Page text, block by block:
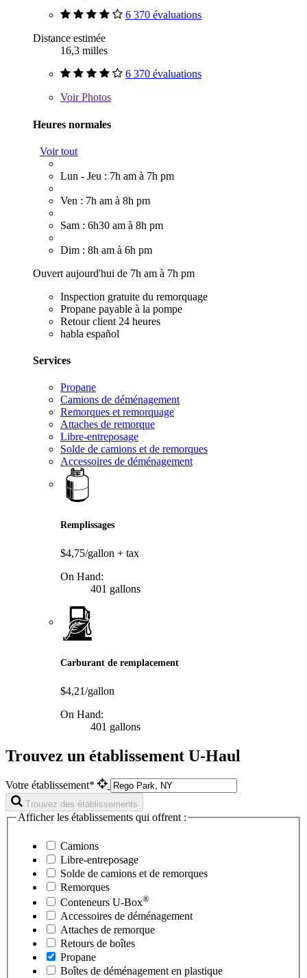
6 370 évaluations
Distance estimée
16,3 milles
6 370 évaluations
VoirPhotos
Heures normales
Voir tout
Lun - Jeu : 7h am à 7h pm
Ven : 7h am à 8h pm
Sam : 6h30 am à 8h pm
Dim : 8h am à 6h pm
Ouvert aujourd'hui de 7h am à 7h pm
Inspection gratuite du remorquage
Propane payable à la pompe
Retour client 24 heures
habla español
Services
Propane
Camions de déménagement
Remorques et remorquage
Attaches de remorque
Libre-entreposage
Solde de camions et de remorques
Accessoires de déménagement
Remplissages
$4,75/gallon + tax
On Hand:
401 gallons
Carburant de remplacement
$4,21/gallon
On Hand:
401 gallons
Trouvez un établissement U-Haul
Votre établissement*
Trouvez des établissements
Afficher les établissements qui offrent :
Camions
Libre-entreposage
Solde de camions et de remorques
Remorques
Conteneurs U-Box®
Accessoires de déménagement
Attaches de remorque
Retours de boîtes
Propane
Boîtes de déménagement en plastique